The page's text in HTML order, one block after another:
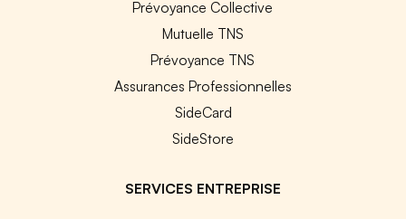
Prévoyance Collective
Mutuelle TNS
Prévoyance TNS
Assurances Professionnelles
SideCard
SideStore
SERVICES ENTREPRISE